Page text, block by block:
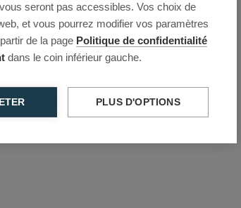
seront pas accessibles. Vos choix de
et vous pourrez modifier vos paramètres
de la page Politique de confidentialité
dans le coin inférieur gauche.
PLUS D'OPTIONS